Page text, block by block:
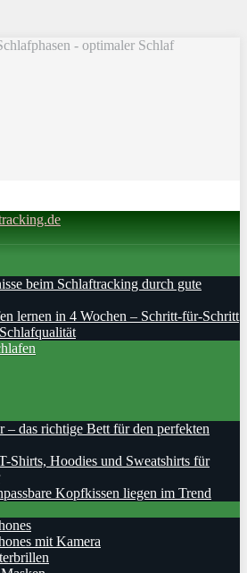
- optimaler Schlaf
beim Schlaftracking durch gute
lernen in 4 Wochen – Schritt‑für‑Schritt
– das richtige Bett für den perfekten
Shirts, Hoodies und Sweatshirts für
Kopfkissen liegen im Trend
mit Kamera